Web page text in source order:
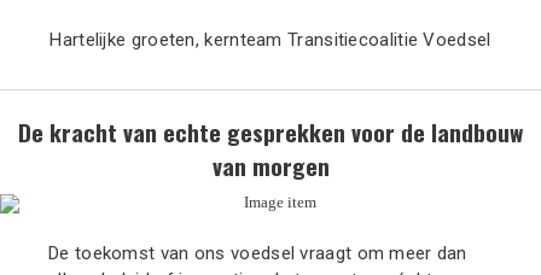
Hartelijke groeten, kernteam Transitiecoalitie Voedsel
De kracht van echte gesprekken voor de landbouw
van morgen
De toekomst van ons voedsel vraagt om meer dan